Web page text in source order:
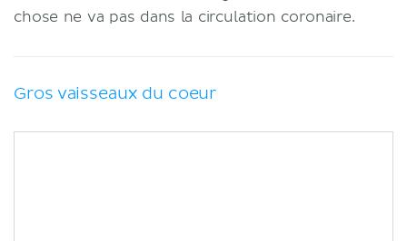
chose ne va pas dans la circulation coronaire.
Gros vaisseaux du coeur